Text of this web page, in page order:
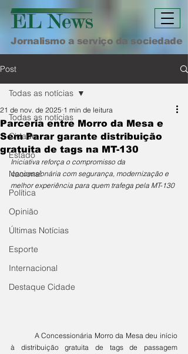
Jornalismo a serviço da sociedade
Post
Todas as notícias
Cidade
Estado
Nacional
Política
Opinião
Últimas Notícias
Esporte
Internacional
Destaque Cidade
Todas as notícias
Parceria entre Morro da Mesa e
Sem Parar garante distribuição
gratuita de tags na MT-130
21 de nov. de 2025 1 min de leitura
Iniciativa reforça o compromisso da
concessionária com segurança, modernização e
melhor experiência para quem trafega pela MT-130
à distribuição gratuita de tags de passagem